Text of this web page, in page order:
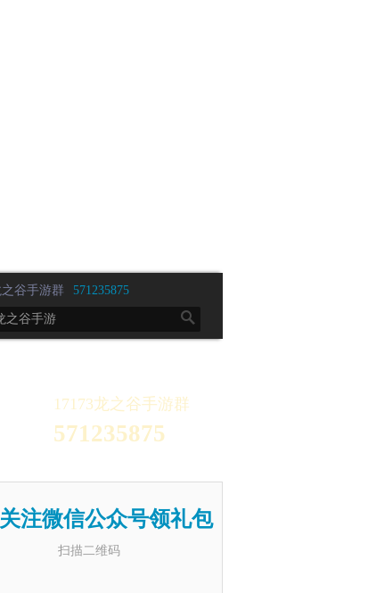
谷手游群 571235875

17173龙之谷手游群
571235875
关注微信公众号领礼包
扫描二维码